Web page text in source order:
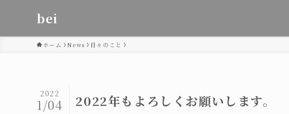
bei
ホーム News 日々のこと
2022年もよろしくお願いします。
2022
1/04